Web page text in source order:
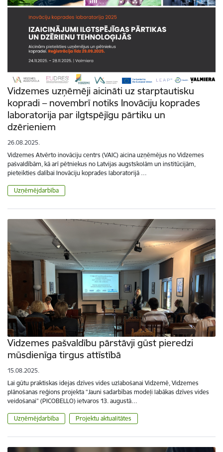
Vidzemes uzņēmēji aicināti uz starptautisku
kopradi – novembrī notiks Inovāciju koprades
laboratorija par ilgtspējīgu pārtiku un
dzērieniem
26.08.2025.
Vidzemes Atvērto inovāciju centrs (VAIC) aicina uzņēmējus no Vidzemes
pašvaldībām, kā arī pētniekus no Latvijas augstskolām un institūcijām,
pieteikties dalībai Inovāciju koprades laboratorijā …
Uzņēmējdarbība
Vidzemes pašvaldību pārstāvji gūst pieredzi
mūsdienīga tirgus attīstībā
15.08.2025.
Lai gūtu praktiskas idejas dzīves vides uzlabošanai Vidzemē, Vidzemes
plānošanas reģions projekta “Jauni sadarbības modeļi labākas dzīves vides
veidošanai” (PICOBELLO) ietvaros 13. augustā…
Uzņēmējdarbība Projektu aktualitātes